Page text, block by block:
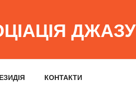
ДЖАЗУ
КОНТАКТИ